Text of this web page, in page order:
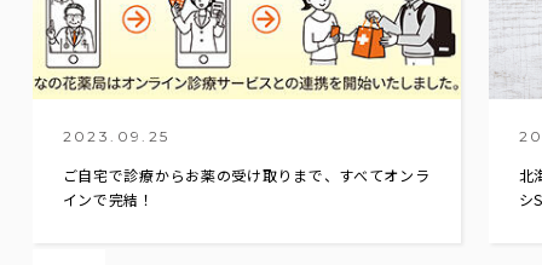
2023.09.25
ご自宅で診療からお薬の受け取りまで、すべてオンラ
インで完結！
北
シ